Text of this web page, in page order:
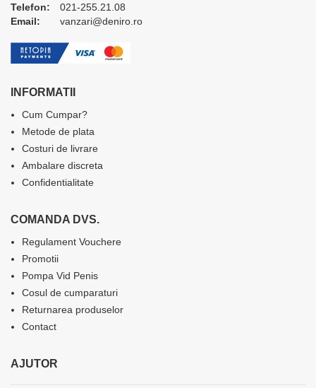
Telefon:
021-255.21.08
Email:
vanzari@deniro.ro
INFORMATII
Cum Cumpar?
Metode de plata
Costuri de livrare
Ambalare discreta
Confidentialitate
COMANDA DVS.
Regulament Vouchere
Promotii
Pompa Vid Penis
Cosul de cumparaturi
Returnarea produselor
Contact
AJUTOR